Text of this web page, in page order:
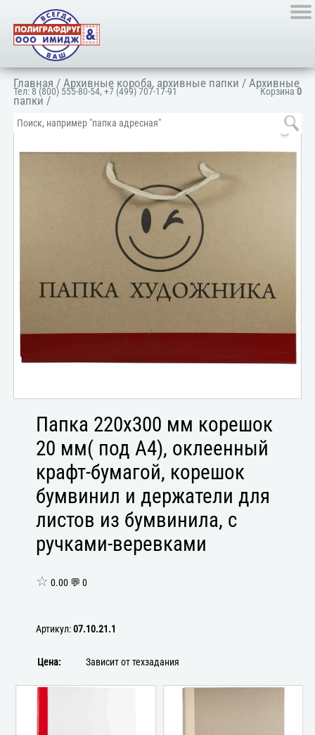
Корзина 0
Тел: 8 (800) 555-80-54,+7 (499) 707-17-91
Главная /Архивные короба, архивные папки /Архивные
папки /
Папка 220х300 мм корешок
20 мм( под А4), оклеенный
крафт-бумагой, корешок
бумвинил и держатели для
листов из бумвинила, с
ручками-веревками
☆ 0.00 💬 0
Артикул:07.10.21.1
Цена: Зависит от техзадания